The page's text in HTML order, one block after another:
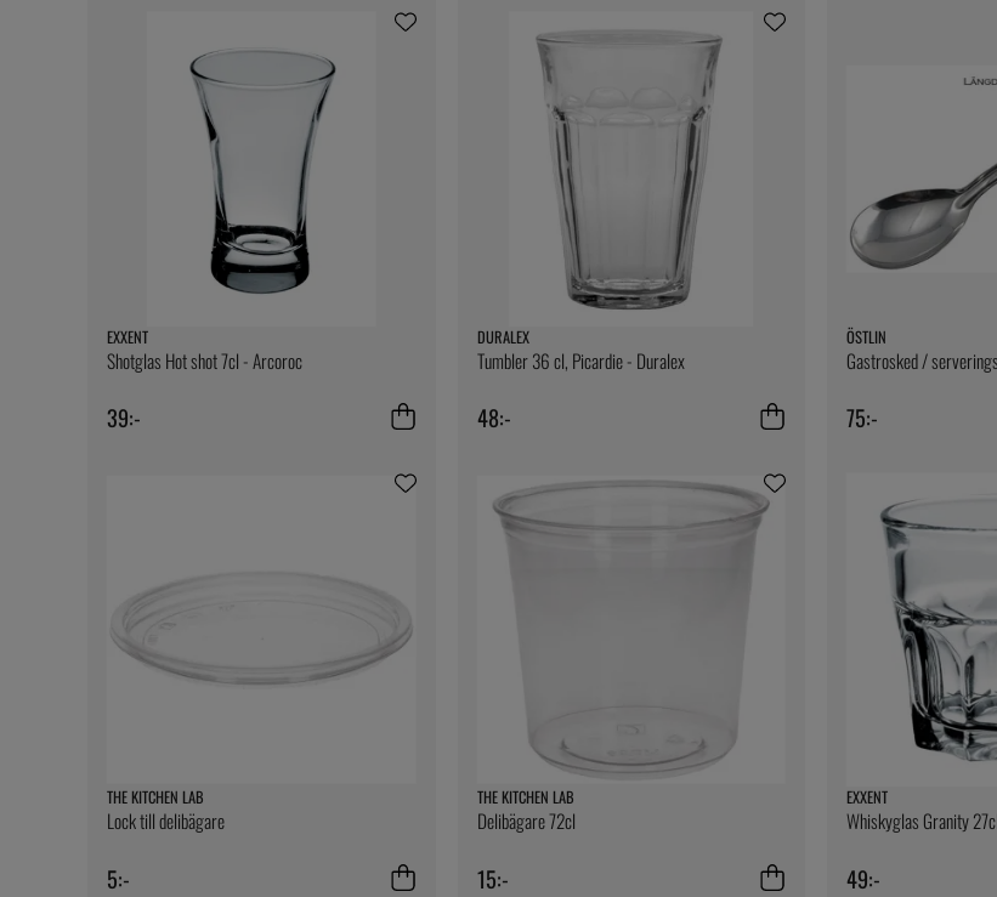
EXXENT
Shotglas Hot shot 7cl - Arcoroc
39:-
DURALEX
Tumbler 36 cl, Picardie - Duralex
48:-
ÖSTLIN
Gastrosked /
75:-
THE KITCHEN LAB
Lock till delibägare
5:-
THE KITCHEN LAB
Delibägare 72cl
15:-
EXXENT
Whiskyglas Granity
49:-